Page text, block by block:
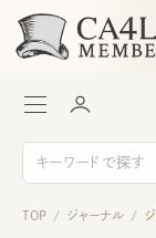
TOP / ジャーナル /